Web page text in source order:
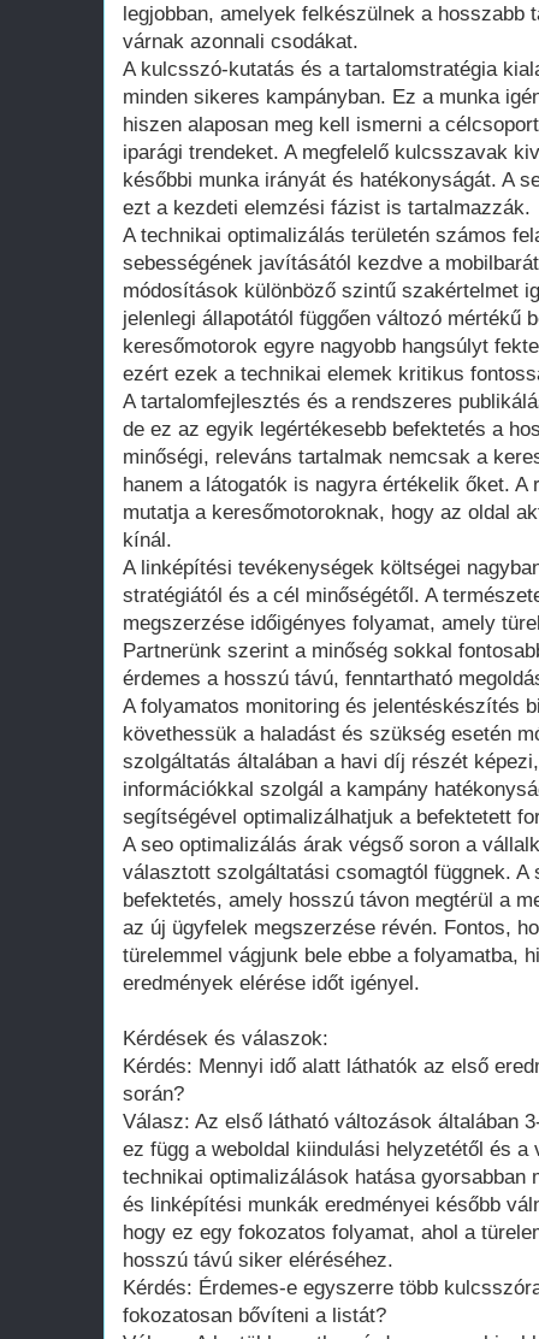
legjobban, amelyek felkészülnek a hosszabb
várnak azonnali csodákat.
A kulcsszó-kutatás és a tartalomstratégia
minden sikeres kampányban. Ez a munka
hiszen alaposan meg kell ismerni a
iparági trendeket. A megfelelő kulcsszavak
későbbi munka irányát és hatékonyságát. A
ezt a kezdeti elemzési fázist is tartalmazzák.
A technikai optimalizálás területén számos
sebességének javításától kezdve a
módosítások különböző szintű szakértelmet
jelenlegi állapotától függően változó mértékű
keresőmotorok egyre nagyobb hangsúlyt
ezért ezek a technikai elemek kritikus
A tartalomfejlesztés és a rendszeres
de ez az egyik legértékesebb befektetés a
minőségi, releváns tartalmak nemcsak a
hanem a látogatók is nagyra értékelik őket.
mutatja a keresőmotoroknak, hogy az oldal
kínál.
A linképítési tevékenységek költségei
stratégiától és a cél minőségétől. A
megszerzése időigényes folyamat, amely
Partnerünk szerint a minőség sokkal
érdemes a hosszú távú, fenntartható
A folyamatos monitoring és jelentéskészítés
követhessük a haladást és szükség esetén
szolgáltatás általában a havi díj részét
információkkal szolgál a kampány
segítségével optimalizálhatjuk a befektetett
A seo optimalizálás árak végső soron a
választott szolgáltatási csomagtól függnek.
befektetés, amely hosszú távon megtérül a
az új ügyfelek megszerzése révén. Fontos,
türelemmel vágjunk bele ebbe a folyamatba,
eredmények elérése időt igényel.
Kérdések és válaszok:
Kérdés: Mennyi idő alatt láthatók az első
során?
Válasz: Az első látható változások általában
ez függ a weboldal kiindulási helyzetétől és
technikai optimalizálások hatása gyorsabban
és linképítési munkák eredményei később
hogy ez egy fokozatos folyamat, ahol a
hosszú távú siker eléréséhez.
Kérdés: Érdemes-e egyszerre több
fokozatosan bővíteni a listát?